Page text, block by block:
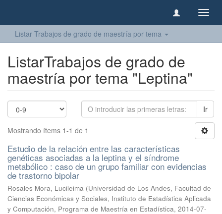
Listar Trabajos de grado de maestría por tema
ListarTrabajos de grado de
maestría por tema "Leptina"
Ir
Mostrando ítems 1-1 de 1
Estudio de la relación entre las características
genéticas asociadas a la leptina y el síndrome
metabólico : caso de un grupo familiar con evidencias
de trastorno bipolar
Rosales Mora, Lucileima (Universidad de Los Andes, Facultad de
Ciencias Económicas y Sociales, Instituto de Estadística Aplicada
y Computación, Programa de Maestría en Estadística, 2014-07-